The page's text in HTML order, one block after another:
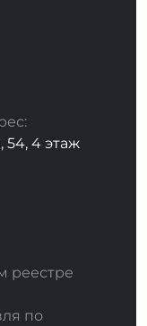
54, 4 этаж
реестре
по